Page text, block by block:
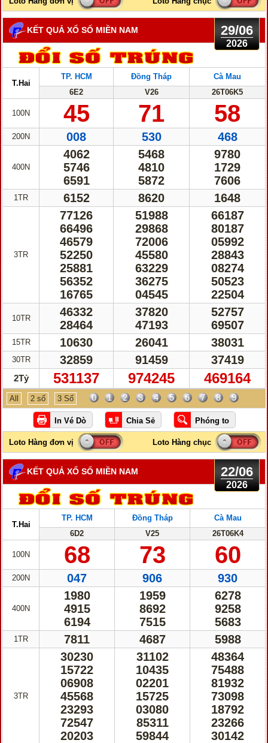
KẾT QUẢ XỔ SỐ MIỀN NAM 29/06
2026
T.Hai
100N
200N
400N
1TR
3TR
10TR
15TR
30TR
2Tỷ
TP. HCM
6E2
45
008
4062
5746
6591
6152
77126
66496
46579
52250
25881
56352
16765
46332
28464
10630
32859
531137
Đồng Tháp
V26
71
530
5468
4810
5872
8620
51988
29868
72006
45580
63229
36275
04545
37820
47193
26041
91459
974245
Cà Mau
26T06K5
58
468
9780
1729
7606
1648
66187
80187
05992
28843
08274
50523
22504
52757
69507
38031
37419
469164
All 2 số 3 Số 0 1 2 3 4 5 6 7 8 9
KẾT QUẢ XỔ SỐ MIỀN NAM 22/06
2026
T.Hai
100N
200N
400N
1TR
3TR
TP. HCM
6D2
68
047
1980
4915
6194
7811
30230
15722
06908
45568
23293
72547
20203
Đồng Tháp
V25
73
906
1959
8692
7515
4687
31102
10435
02201
15725
03080
85311
59844
Cà Mau
26T06K4
60
930
6278
9258
5683
5988
48364
75488
81932
73098
18792
23266
30142